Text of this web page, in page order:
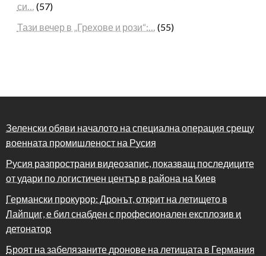
си… (57)
Тази вечер в „Грехове и рози“:… (55)
Зеленски обяви началото на специална операция срещу
военната промишленост на Русия
Русия разпространи видеозапис, показващ последиците
от удари по логистичен център в района на Киев
Германски прокурор: Дронът, открит на летището в
Лайпциг, е бил снабден с професионален експлозив и
детонатор
Броят на забелязаните дронове на летищата в Германия